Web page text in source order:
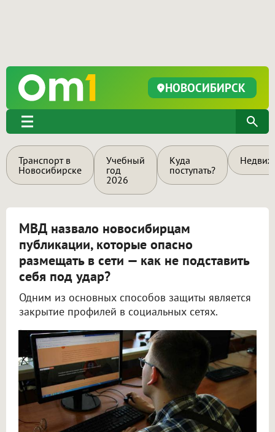
НОВОСИБИРСК
Транспорт в
Новосибирске
Учебный
год
2026
Куда
поступать?
МВД назвало новосибирцам
публикации, которые опасно
размещать в сети — как не подставить
себя под удар?
Одним из основных способов защиты является
закрытие профилей в социальных сетях.